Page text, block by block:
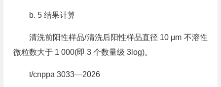
b. 5 结果计算
清洗前阳性样品/清洗后阳性样品直径 10 μm 不溶性
微粒数大于 1 000(即 3 个数量级 3log)。
t/cnppa 3033—2026